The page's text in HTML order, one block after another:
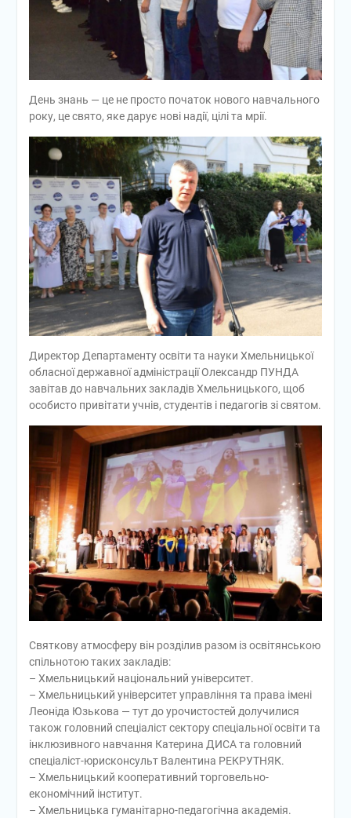
День знань — це не просто початок нового навчального
року, це свято, яке дарує нові надії, цілі та мрії.
Директор Департаменту освіти та науки Хмельницької
обласної державної адміністрації Олександр ПУНДА
завітав до навчальних закладів Хмельницького, щоб
особисто привітати учнів, студентів і педагогів зі святом.
Святкову атмосферу він розділив разом із освітянською
спільнотою таких закладів:
– Хмельницький національний університет.
– Хмельницький університет управління та права імені
Леоніда Юзькова — тут до урочистостей долучилися
також головний спеціаліст сектору спеціальної освіти та
інклюзивного навчання Катерина ДИСА та головний
спеціаліст-юрисконсульт Валентина РЕКРУТНЯК.
– Хмельницький кооперативний торговельно-
економічний інститут.
– Хмельницька гуманітарно-педагогічна академія.